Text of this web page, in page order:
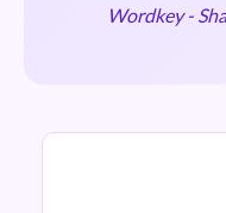
Wordkey -